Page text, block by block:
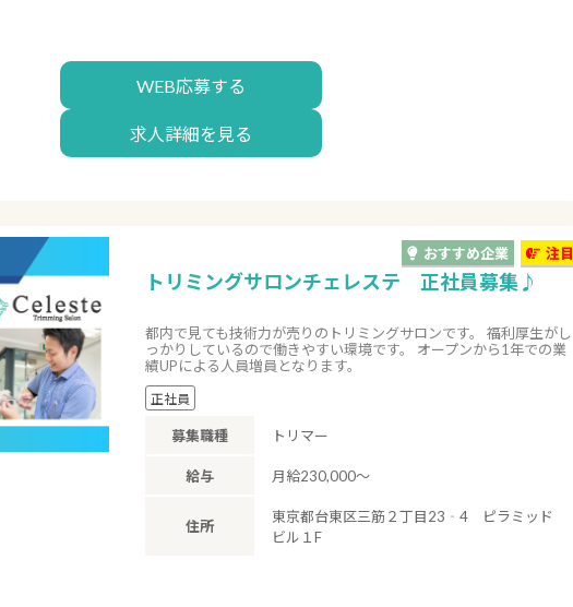
WEB応募する
求人詳細を見る
注目
おすすめ企業
トリミングサロンチェレステ 正社員募集♪
都内で見ても技術力が売りのトリミングサロンです。 福利厚生がし
っかりしているので働きやすい環境です。 オープンから1年での業
績UPによる人員増員となります。
正社員
募集職種 トリマー
給与 月給230,000～
住所
東京都台東区三筋２丁目23‐4 ピラミッド
ビル１F